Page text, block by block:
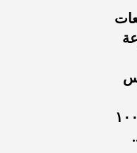
أفضل ١٠٠